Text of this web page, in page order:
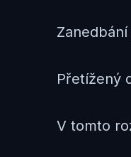
Přetížený
V tomto